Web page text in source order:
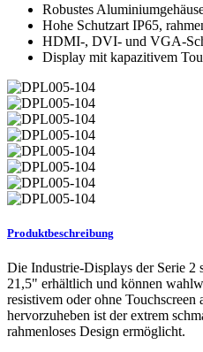
Robustes
Hohe Schutzart IP65,
HDMI-, DVI- und VGA-
Display mit kapazitivem
Produktbeschreibung
Die Industrie-Displays der Serie
21,5" erhältlich und können
resistivem oder ohne Touchscreen
hervorzuheben ist der extrem
rahmenloses Design ermöglicht.